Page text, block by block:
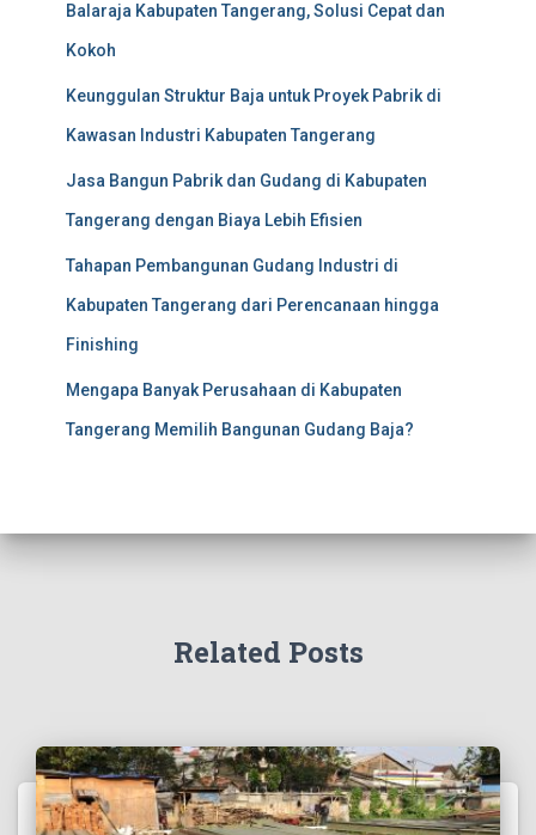
Balaraja Kabupaten Tangerang, Solusi Cepat dan
Kokoh
Keunggulan Struktur Baja untuk Proyek Pabrik di
Kawasan Industri Kabupaten Tangerang
Jasa Bangun Pabrik dan Gudang di Kabupaten
Tangerang dengan Biaya Lebih Efisien
Tahapan Pembangunan Gudang Industri di
Kabupaten Tangerang dari Perencanaan hingga
Finishing
Mengapa Banyak Perusahaan di Kabupaten
Tangerang Memilih Bangunan Gudang Baja?
Related Posts